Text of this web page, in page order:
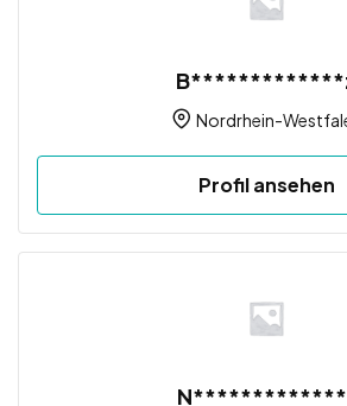
Nordrhein-
Profil ansehen